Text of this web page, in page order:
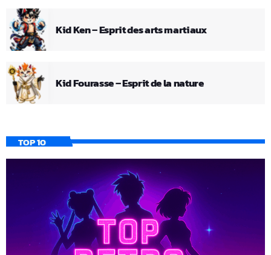
Kid Ken – Esprit des arts martiaux
Kid Fourasse – Esprit de la nature
TOP 10